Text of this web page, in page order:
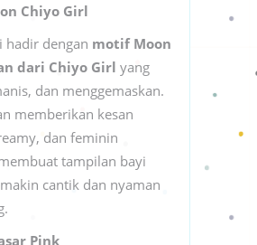
Chiyo Girl
hadir dengan motif Moon
dari Chiyo Girl yang
dan menggemaskan.
memberikan kesan
dan feminin
tampilan bayi
cantik dan nyaman
Pink